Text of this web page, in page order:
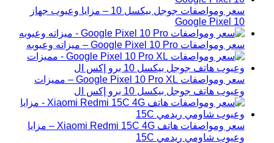
سعر ومواصفات جوجل بيكسل 10 – مزايا وعيوب جهاز
Google Pixel 10
سعر ومواصفات Google Pixel 10 Pro – ميزاته وعيوبه
سعر ومواصفات Google Pixel 10 Pro XL – مميزات
وعيوب هاتف جوجل بيكسل 10 برو إكس ال
سعر ومواصفات هاتف Xiaomi Redmi 15C 4G – مزايا
وعيوب شاومي ريدمي 15C